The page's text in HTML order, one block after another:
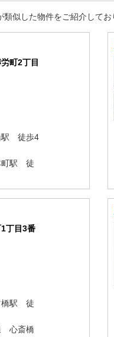
似した物件をご紹介してお
町2丁目
駅 徒歩4
町駅 徒
丁目3番
橋駅 徒
心斎橋